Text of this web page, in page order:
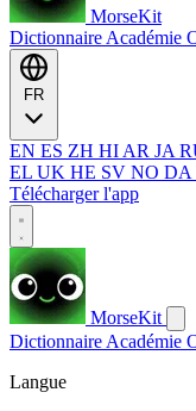
MorseKit
Dictionnaire Académie
EN ES ZH HI AR JA
EL UK HE SV NO DA
Télécharger l'app
MorseKit
Dictionnaire Académie
Langue